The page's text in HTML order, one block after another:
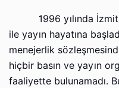
1996 yılında İzmit
ile yayın hayatına
menejerlik
hiçbir basın ve yayın
faaliyette bulunamadı.